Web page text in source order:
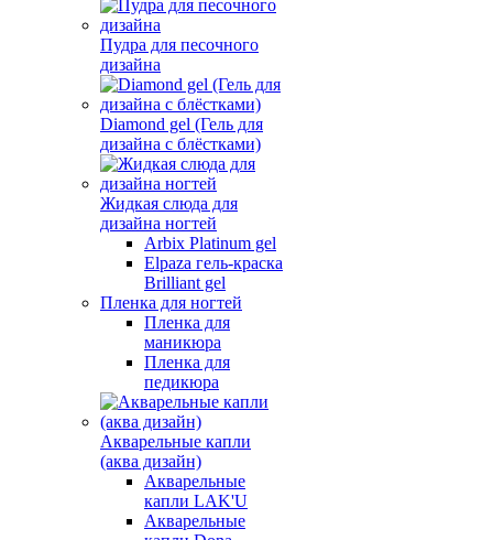
Пудра для песочного
дизайна
Diamond gel (Гель для
дизайна с блёстками)
Жидкая слюда для
дизайна ногтей
Arbix Platinum gel
Elpaza гель-краска
Brilliant gel
Пленка для ногтей
Пленка для
маникюра
Пленка для
педикюра
Акварельные капли
(аква дизайн)
Акварельные
капли LAK'U
Акварельные